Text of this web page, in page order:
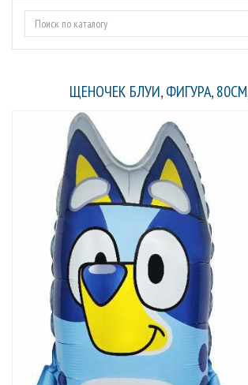
ЩЕНОЧЕК БЛУИ, ФИГУРА,